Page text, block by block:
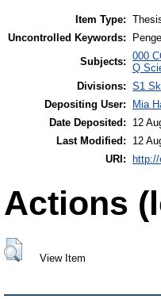
Item Type:
Uncontrolled Keywords:
Subjects: 000
Q
Divisions: S1
Depositing User:
Mia
Date Deposited:
12
Last Modified:
12
URI:
Actions
View Item